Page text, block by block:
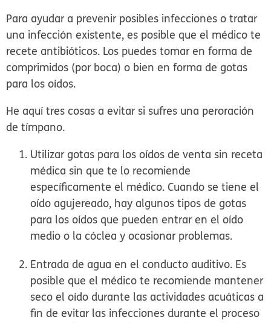
Para ayudar a prevenir posibles infecciones o tratar
una infección existente, es posible que el médico te
recete antibióticos. Los puedes tomar en forma de
comprimidos (por boca) o bien en forma de gotas
para los oídos.
He aquí tres cosas a evitar si sufres una peroración
de tímpano.
Utilizar gotas para los oídos de venta sin receta
médica sin que te lo recomiende
específicamente el médico. Cuando se tiene el
oído agujereado, hay algunos tipos de gotas
para los oídos que pueden entrar en el oído
medio o la cóclea y ocasionar problemas.
Entrada de agua en el conducto auditivo. Es
posible que el médico te recomiende mantener
seco el oído durante las actividades acuáticas a
fin de evitar las infecciones durante el proceso